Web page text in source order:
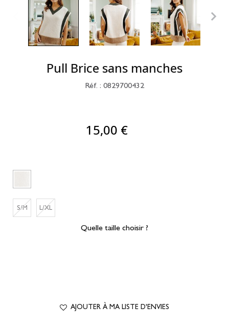
Pull Brice sans manches
Réf. : 0829700432
15,00 €
S/M L/XL
Quelle taille choisir ?
AJOUTER À MA LISTE D'ENVIES